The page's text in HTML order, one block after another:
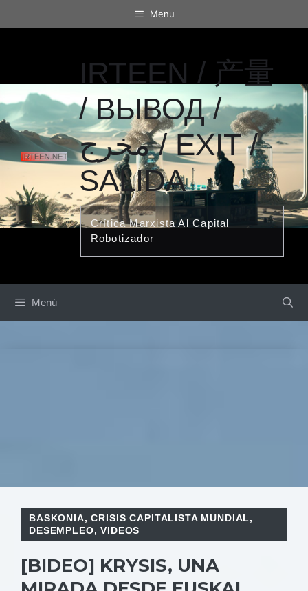
al
Menu
IRTEEN / 产量
/ ВЫВОД /
مخرج / EXIT /
SALIDA
Crítica Marxista Al Capital
Robotizador
Menú
BASKONIA,CRISIS CAPITALISTA MUNDIAL,
DESEMPLEO,VIDEOS
[BIDEO] KRYSIS, UNA